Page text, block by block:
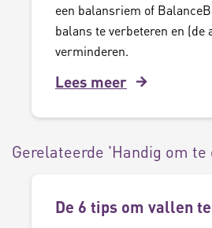
een balansriem of
balans te verbeteren en (de
verminderen.
Lees meer
Gerelateerde 'Handig om te
De 6 tips om vallen